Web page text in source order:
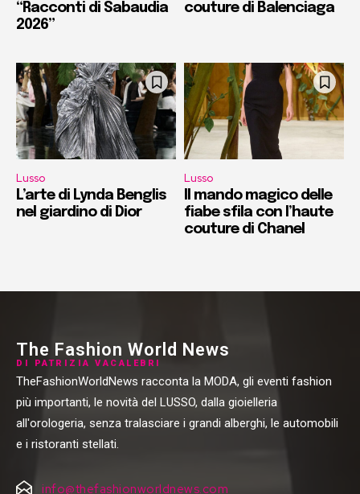
“Racconti di Sabaudia
2026”
couture di Balenciaga
Lusso
L’arte di Lynda Benglis
nel giardino di Dior
Lusso
Il mando magico delle
fiabe sfila con l’haute
couture di Chanel
The Fashion World News
DI PATRIZIA VACALEBRI
TheFashionWorldNews racconta la MODA, gli eventi fashion
più importanti, le novità del LUSSO, dalla gioielleria
all'orologeria, senza tralasciare i grandi alberghi, le automobili
e i ristoranti stellati.
info@thefashionworldnews.com